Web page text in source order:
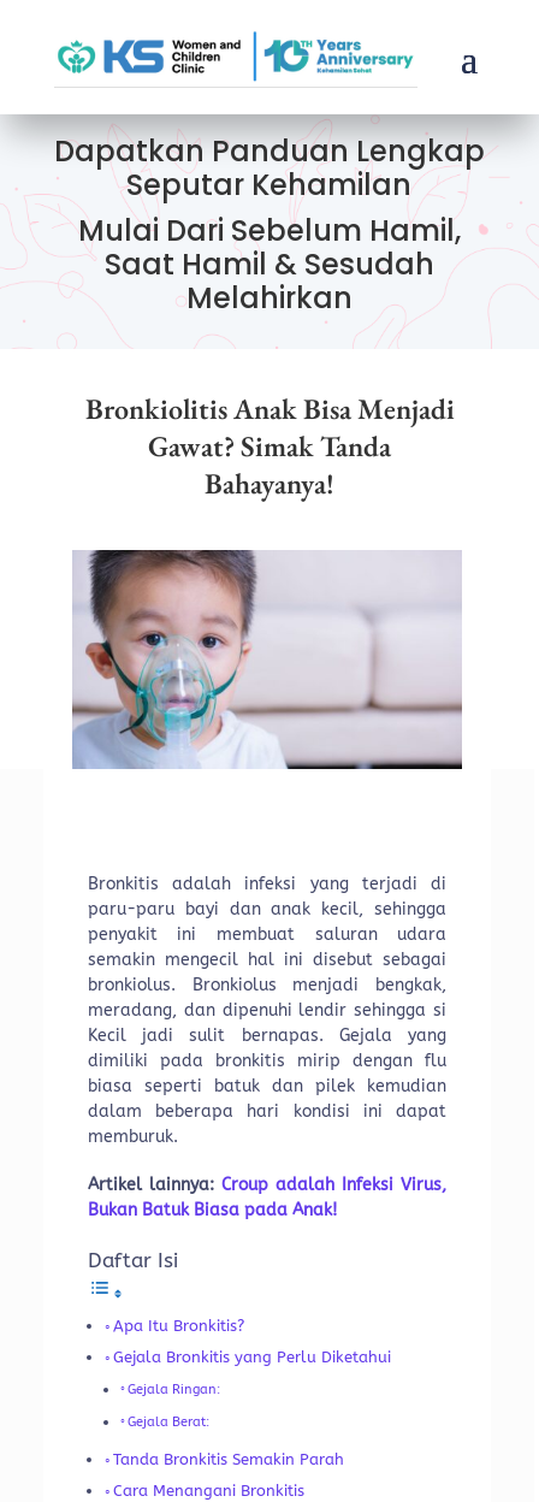
Dapatkan Panduan Lengkap
Seputar Kehamilan
Mulai Dari Sebelum Hamil,
Saat Hamil & Sesudah
Melahirkan
Bronkiolitis Anak Bisa Menjadi
Gawat? Simak Tanda
Bahayanya!
Bronkitis adalah infeksi yang terjadi di
paru-paru bayi dan anak kecil, sehingga
penyakit ini membuat saluran udara
semakin mengecil hal ini disebut sebagai
bronkiolus. Bronkiolus menjadi bengkak,
meradang, dan dipenuhi lendir sehingga si
Kecil jadi sulit bernapas. Gejala yang
dimiliki pada bronkitis mirip dengan flu
biasa seperti batuk dan pilek kemudian
dalam beberapa hari kondisi ini dapat
memburuk.
Artikel lainnya: Croup adalah Infeksi Virus,
Bukan Batuk Biasa pada Anak!
Daftar Isi
Apa Itu Bronkitis?
Gejala Bronkitis yang Perlu Diketahui
Gejala Ringan:
Gejala Berat:
Tanda Bronkitis Semakin Parah
Cara Menangani Bronkitis